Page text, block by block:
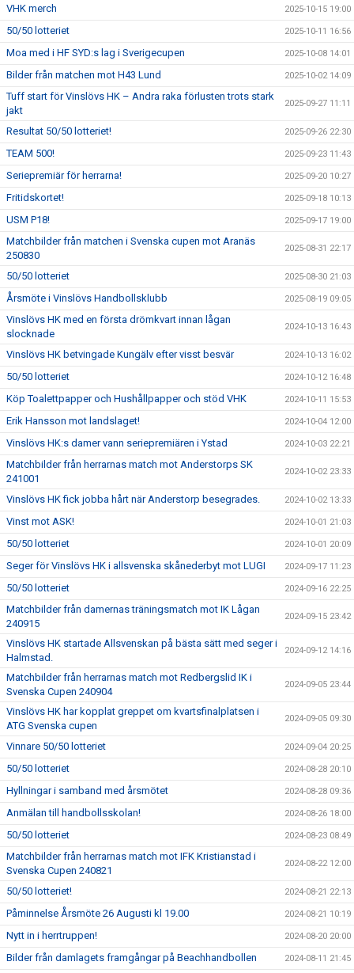
VHK merch 2025-10-15 19:00
50/50 lotteriet 2025-10-11 16:56
Moa med i HF SYD:s lag i Sverigecupen 2025-10-08 14:01
Bilder från matchen mot H43 Lund 2025-10-02 14:09
Tuff start för Vinslövs HK – Andra raka förlusten trots stark
jakt
2025-09-27 11:11
Resultat 50/50 lotteriet! 2025-09-26 22:30
TEAM 500! 2025-09-23 11:43
Seriepremiär för herrarna! 2025-09-20 10:27
Fritidskortet! 2025-09-18 10:13
USM P18! 2025-09-17 19:00
Matchbilder från matchen i Svenska cupen mot Aranäs
250830
2025-08-31 22:17
50/50 lotteriet 2025-08-30 21:03
Årsmöte i Vinslövs Handbollsklubb 2025-08-19 09:05
Vinslövs HK med en första drömkvart innan lågan
slocknade
2024-10-13 16:43
Vinslövs HK betvingade Kungälv efter visst besvär 2024-10-13 16:02
50/50 lotteriet 2024-10-12 16:48
Köp Toalettpapper och Hushållpapper och stöd VHK 2024-10-11 15:53
Erik Hansson mot landslaget! 2024-10-04 12:00
Vinslövs HK:s damer vann seriepremiären i Ystad 2024-10-03 22:21
Matchbilder från herrarnas match mot Anderstorps SK
241001
2024-10-02 23:33
Vinslövs HK fick jobba hårt när Anderstorp besegrades. 2024-10-02 13:33
Vinst mot ASK! 2024-10-01 21:03
50/50 lotteriet 2024-10-01 20:09
Seger för Vinslövs HK i allsvenska skånederbyt mot LUGI 2024-09-17 11:23
50/50 lotteriet 2024-09-16 22:25
Matchbilder från damernas träningsmatch mot IK Lågan
240915
2024-09-15 23:42
Vinslövs HK startade Allsvenskan på bästa sätt med seger i
Halmstad.
2024-09-12 14:16
Matchbilder från herrarnas match mot Redbergslid IK i
Svenska Cupen 240904
2024-09-05 23:44
Vinslövs HK har kopplat greppet om kvartsfinalplatsen i
ATG Svenska cupen
2024-09-05 09:30
Vinnare 50/50 lotteriet 2024-09-04 20:25
50/50 lotteriet 2024-08-28 20:10
Hyllningar i samband med årsmötet 2024-08-28 09:36
Anmälan till handbollsskolan! 2024-08-26 18:00
50/50 lotteriet 2024-08-23 08:49
Matchbilder från herrarnas match mot IFK Kristianstad i
Svenska Cupen 240821
2024-08-22 12:00
50/50 lotteriet! 2024-08-21 22:13
Påminnelse Årsmöte 26 Augusti kl 19.00 2024-08-21 10:19
Nytt in i herrtruppen! 2024-08-20 20:00
Bilder från damlagets framgångar på Beachhandbollen 2024-08-11 21:45